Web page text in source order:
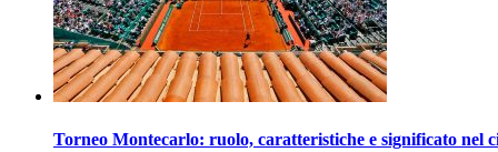
Torneo Montecarlo: ruolo, caratteristiche e significato nel